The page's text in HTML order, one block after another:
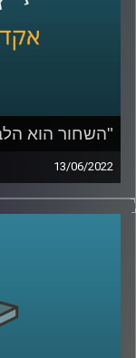
"השחור הוא
13/06/2022
בעידן בו אנו
לתעד את הפעילות
ומרצה על
בבר אילן
נערות ונערים
מה נחשב יפה